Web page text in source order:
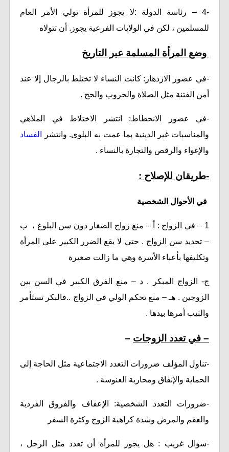
-4 – رئاسة الدولة :لا يجوز للمرأة تولي الأمر العام
للمسلمين ، لكن في الولايات الفرعية يجوز. أن تتولاه
وضع المرأة المسلمة عبر التاريخ
-في عصور الازدهار: كانت النساء لا تختلط بالرجال إلا عند
أمن الفتنة مثل الصلاة والحروب والحج .
-في عصور الانحطاط: انتشر الاختلاط في الملاهي
والمناسبات غير الدينية بما عمت به البلوى. وانتشر
الفساد
والإغواء والرقص والتجارة بالنساء .
-طريقان للإصلاح :
في الأحوال الشخصية
1 – في الزواج : أ – منع زواج الصغار دون سن البلوغ ، ب
– تحديد سن الزواج . حتى لا يقع الضرر الكبير على المرأة
وتكليفها بأعباء الأسرة وهي ما زالت صغيرة
ج- الزواج المبكر . د – منع الفرق الكبير في السن بين
الزوجين . هـ – منع تحكم الولي في الزواج ..فالبكر تستأمر
والثيب أمرها بيدها .
– في تعدد الزوجات –
-تناول المؤلف ضرورات التعدد الاجتماعية مثل الحاجة إلى
الحماية والإنفاق ومحاربة العنوسة .
-ضرورات التعدد الشخصية: الإعفاف والفروق الفردية
والعقم والمرض وشدة كراهية الزوج وكثرة السفر
-سؤال غريب : هل يجوز للمرأة أن تعدد مثل الرجل ،